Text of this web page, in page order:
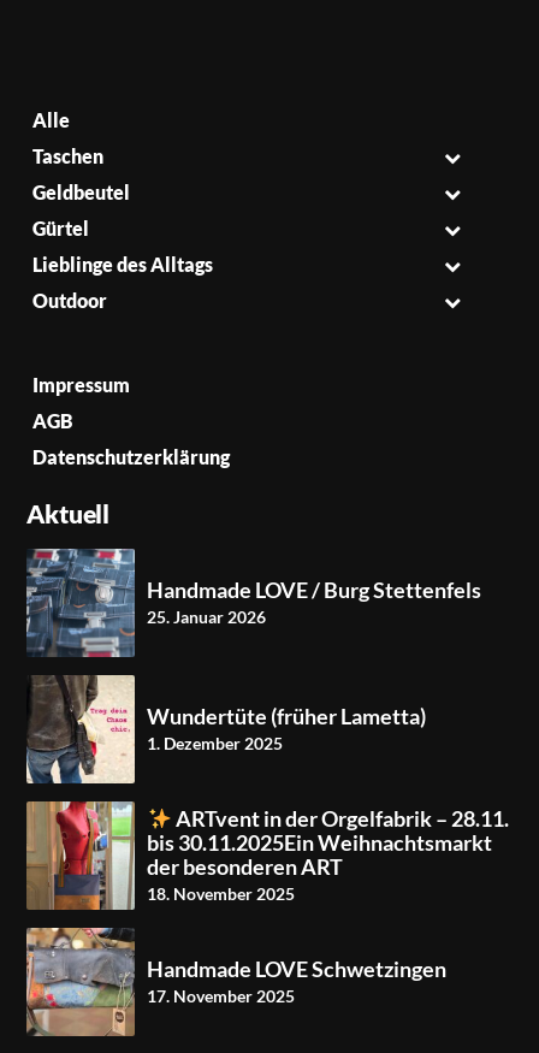
Alle
Taschen
Geldbeutel
Gürtel
Lieblinge des Alltags
Outdoor
Impressum
AGB
Datenschutzerklärung
Aktuell
Handmade LOVE / Burg Stettenfels
25. Januar 2026
Wundertüte (früher Lametta)
1. Dezember 2025
ARTvent in der Orgelfabrik – 28.11.
bis 30.11.2025Ein Weihnachtsmarkt
der besonderen ART
18. November 2025
Handmade LOVE Schwetzingen
17. November 2025